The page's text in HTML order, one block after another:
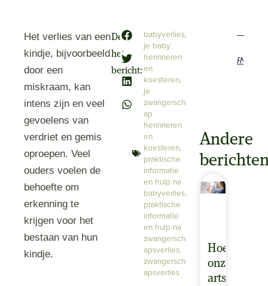
Het verlies van een
kindje, bijvoorbeeld
door een
miskraam, kan
intens zijn en veel
gevoelens van
verdriet en gemis
oproepen. Veel
ouders voelen de
behoefte om
erkenning te
krijgen voor het
bestaan van hun
kindje.
Deel
het
bericht:
babyverlies,
je baby
herinneren
en
koesteren,
je
zwangersch
ap
herinneren
en
koesteren,
praktische
informatie
en hulp na
babyverlies,
praktische
informatie
en hulp na
zwangersch
apsverlies,
zwangersch
apsverlies
Andere
Hoe
onze
arts
Previous